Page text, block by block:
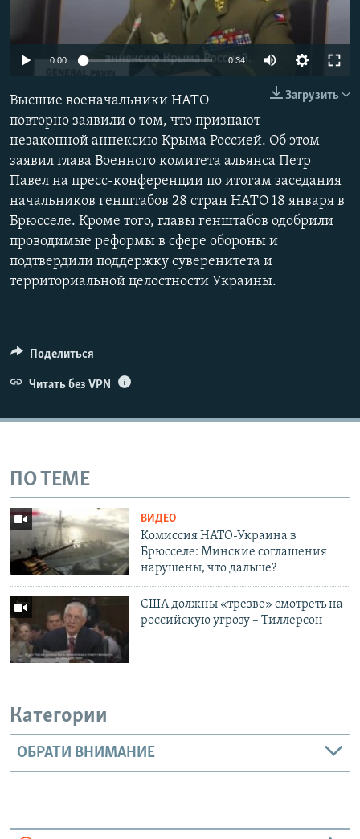
ПОБЕДИТЕЛЕЙ НЕ СУДЯТ?
КРЫМ.НЕПОКОРЕННЫЙ
ELIFBE
УКРАИНСКАЯ ПРОБЛЕМА КРЫМА
Все сайты RFE/RL
0:00 0:34
Загрузить
Высшие военачальники НАТО
повторно заявили о том, что признают
незаконной аннексию Крыма Россией. Об этом
заявил глава Военного комитета альянса Петр
Павел на пресс-конференции по итогам заседания
начальников генштабов 28 стран НАТО 18 января в
Брюсселе. Кроме того, главы генштабов одобрили
проводимые реформы в сфере обороны и
подтвердили поддержку суверенитета и
территориальной целостности Украины.
Поделиться
Читать без VPN
ПО ТЕМЕ
ВИДЕО
Комиссия НАТО-Украина в
Брюсселе: Минские соглашения
нарушены, что дальше?
США должны «трезво» смотреть на
российскую угрозу – Тиллерсон
Категории
ОБРАТИ ВНИМАНИЕ